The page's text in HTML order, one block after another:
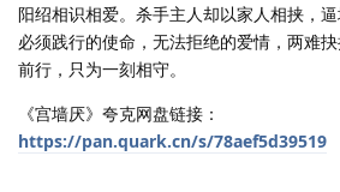
阳绍相识相爱。杀手主人却以家人相挟，逼
必须践行的使命，无法拒绝的爱情，两难
前行，只为一刻相守。
《宫墙厌》夸克网盘链接：
https://pan.quark.cn/s/78aef5d39519